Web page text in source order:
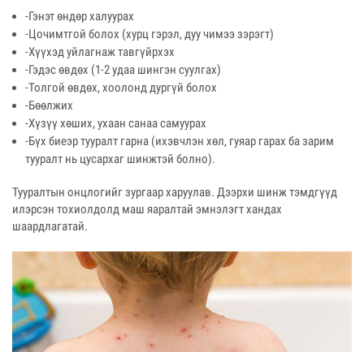
-Гэнэт өндөр халуурах
-Цочимтгой болох (хурц гэрэл, дуу чимээ зэрэгт)
-Хүүхэд уйлагнаж тавгүйрхэх
-Гэдэс өвдөх (1-2 удаа шингэн суулгах)
-Толгой өвдөх, хоолонд дургүй болох
-Бөөлжих
-Хүзүү хөших, ухаан санаа самуурах
-Бүх биеэр тууралт гарна (ихэвчлэн хөл, гуяар гарах ба зарим
тууралт нь цусархаг шинжтэй болно).
Тууралтын онцлогийг зургаар харуулав. Дээрхи шинж тэмдгүүд
илэрсэн тохиолдолд маш яаралтай эмнэлэгт хандах
шаардлагатай.